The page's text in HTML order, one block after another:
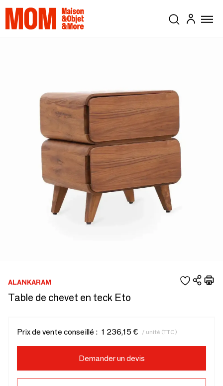
ALANKARAM
Table de chevet en teck Eto
Prix de vente conseillé : 1 236,15 € / unité (TTC)
Demander un devis